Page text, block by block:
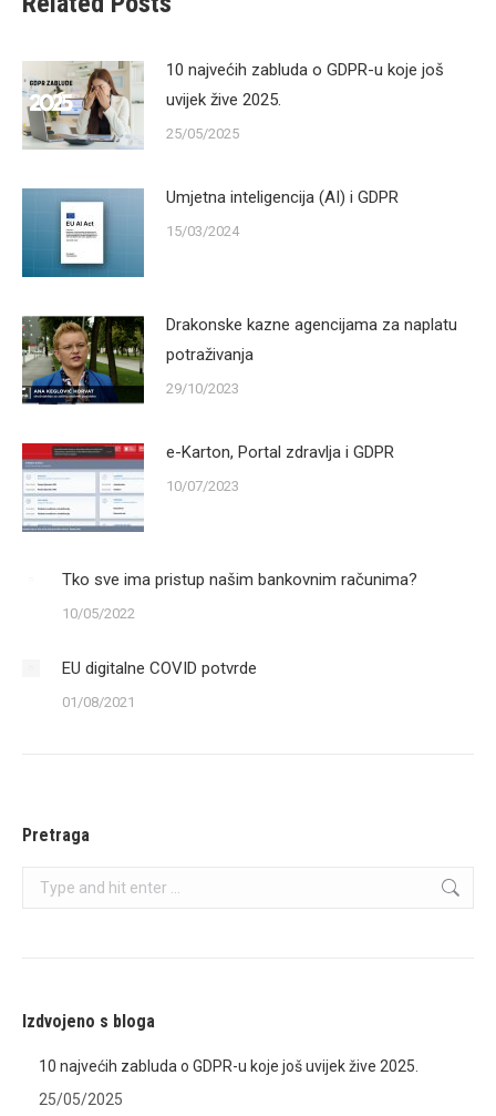
10 najvećih zabluda o GDPR-u koje još
uvijek žive 2025.
25/05/2025
Umjetna inteligencija (AI) i GDPR
15/03/2024
Drakonske kazne agencijama za naplatu
potraživanja
29/10/2023
e-Karton, Portal zdravlja i GDPR
10/07/2023
Tko sve ima pristup našim bankovnim računima?
10/05/2022
EU digitalne COVID potvrde
01/08/2021
Pretraga
Search:
Izdvojeno s bloga
10 najvećih zabluda o GDPR-u koje još uvijek žive 2025.
25/05/2025